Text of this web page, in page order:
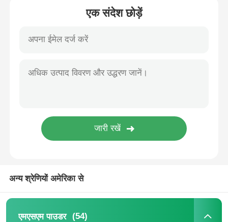
एमएसएम ग्लूकोसामाइन चोंड्रोइटिन
MSM संयुक्त पूरक घोड़ों के लिए
एमएसएम हेयर पाउडर
शुद्ध एमएसएम क्रिस्टल
एक संदेश छोड़ें
अन्य श्रेणियों अमेरिका से
एमएसएम पाउडर (54)